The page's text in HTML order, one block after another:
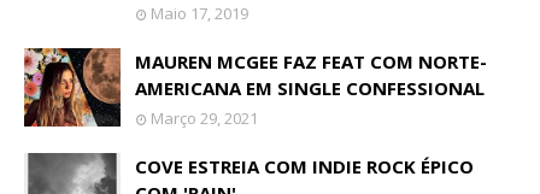
Maio 17, 2019
MAUREN MCGEE FAZ FEAT COM NORTE-
AMERICANA EM SINGLE CONFESSIONAL
Março 29, 2021
COVE ESTREIA COM INDIE ROCK ÉPICO